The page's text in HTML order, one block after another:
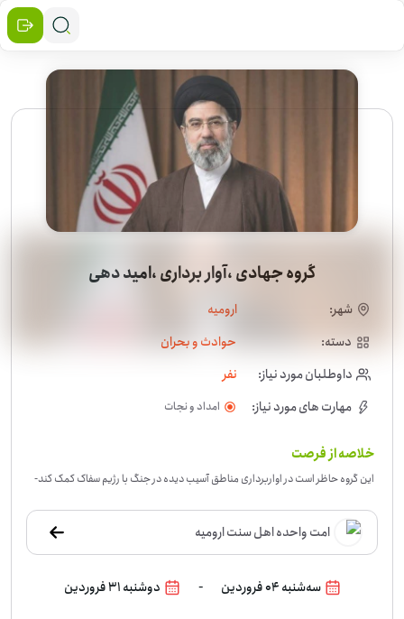
گروه جهادی ،آوار برداری ،امید دهی
شهر:
ارومیه
دسته:
حوادث و بحران
داوطلبان مورد نیاز:
نفر
مهارت های مورد نیاز:
امداد و نجات
خلاصه از فرصت
این گروه حاظر است در اواربرداری مناطق آسیب دیده در جنگ با رژیم سفاک‌ کمک کند-
امت واحده اهل سنت ارومیه
سه‌شنبه 04 فروردین - دوشنبه 31 فروردین